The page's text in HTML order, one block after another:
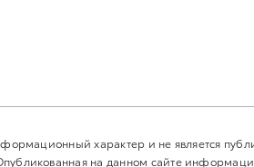
характер и не является
на данном сайте